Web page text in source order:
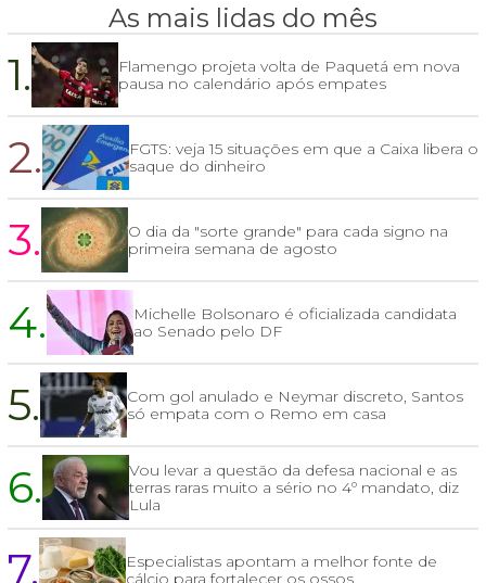
As mais lidas do mês
1.
Flamengo projeta volta de Paquetá em nova
pausa no calendário após empates
2.
FGTS: veja 15 situações em que a Caixa libera o
saque do dinheiro
3.
O dia da "sorte grande" para cada signo na
primeira semana de agosto
4.
Michelle Bolsonaro é oficializada candidata
ao Senado pelo DF
5.
Com gol anulado e Neymar discreto, Santos
só empata com o Remo em casa
6.
Vou levar a questão da defesa nacional e as
terras raras muito a sério no 4º mandato, diz
Lula
7.
Especialistas apontam a melhor fonte de
cálcio para fortalecer os ossos